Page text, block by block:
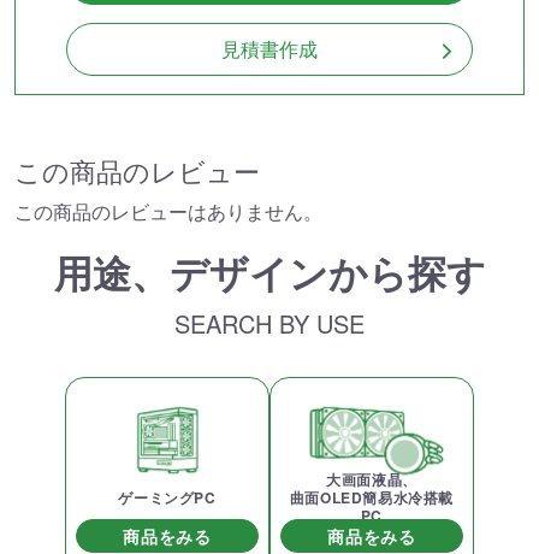
見積書作成
この商品のレビュー
この商品のレビューはありません。
用途、デザインから探す
SEARCH BY USE
ゲーミングPC
商品をみる
大画面液晶、
曲面OLED簡易水冷搭載
PC
商品をみる